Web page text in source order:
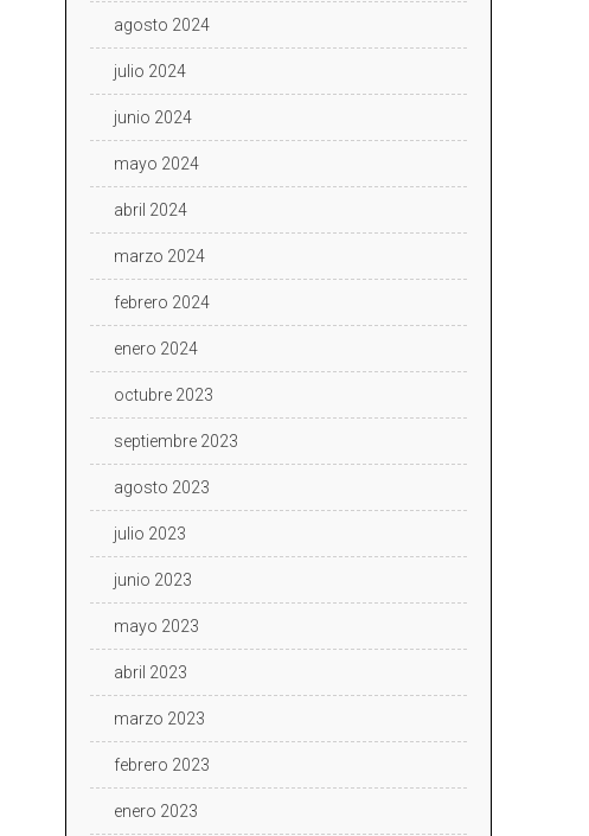
agosto 2024
julio 2024
junio 2024
mayo 2024
abril 2024
marzo 2024
febrero 2024
enero 2024
octubre 2023
septiembre 2023
agosto 2023
julio 2023
junio 2023
mayo 2023
abril 2023
marzo 2023
febrero 2023
enero 2023